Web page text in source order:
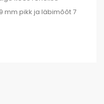
mm pikk ja läbimõõt 7